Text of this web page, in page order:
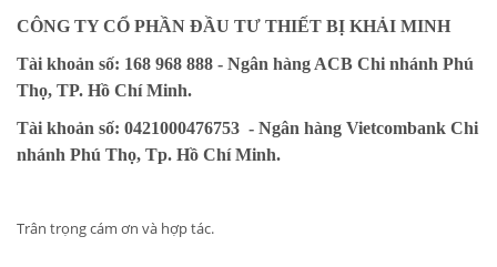
CÔNG TY CỔ PHẦN ĐẦU TƯ THIẾT BỊ KHẢI MINH
Tài khoản số: 168 968 888 - Ngân hàng ACB Chi nhánh Phú
Thọ, TP. Hồ Chí Minh.
Tài khoản số: 0421000476753 - Ngân hàng Vietcombank Chi
nhánh Phú Thọ, Tp. Hồ Chí Minh.
Trân trọng cám ơn và hợp tác.